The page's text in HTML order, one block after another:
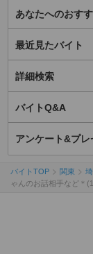
あなたへのおす
最近見たバイト
詳細検索
バイトQ&A
アンケート&プレ
バイトTOP 関東
ゃんのお話相手など＊